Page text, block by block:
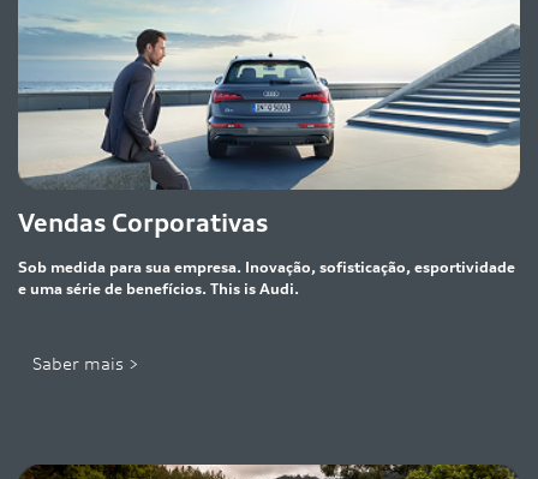
Vendas Corporativas
Sob medida para sua empresa. Inovação, sofisticação, esportividade
e uma série de benefícios. This is Audi.
Saber mais >